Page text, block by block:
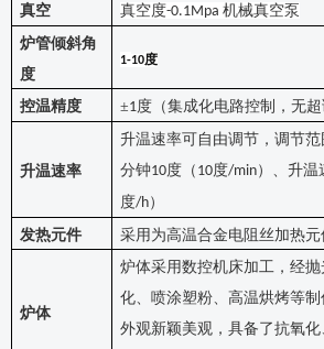
真空
真空度-0.1Mpa 机械真空泵
炉管倾斜角
度
1-10度
控温精度 ±1度（集成化电路控制，无超
升温速率
升温速率可自由调节，调节
分钟10度（ 10度/min）、升温
度/h）
发热元件
采用为高温合金电阻丝加热元
炉体
炉体采用数控机床加工，经
化、喷涂塑粉、高温烘烤等制
外观新颖美观，具备了抗氧化